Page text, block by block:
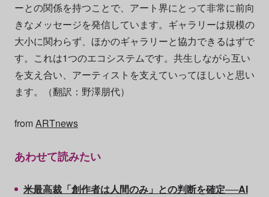
ーとの関係を持つことで、アート界にとって非常に前向
きなメッセージを発信しています。ギャラリーは規模の
大小に関わらず、ほかのギャラリーと協力できるはずで
す。これは1つのエコシステムです。共生しながら互い
を支え合い、アーティストを支えていってほしいと思い
ます。（翻訳：野澤朋代）
fromARTnews
あわせて読みたい
米最高裁「創作者は人間のみ」との判断を確定──AI